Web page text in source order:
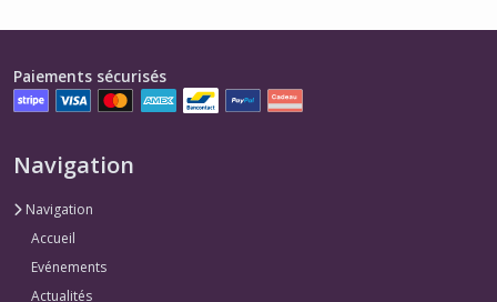
Paiements sécurisés
Navigation
Navigation
Accueil
Evénements
Actualités